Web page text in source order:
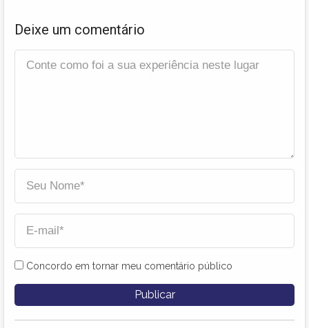
Deixe um comentário
Concordo em tornar meu comentário público